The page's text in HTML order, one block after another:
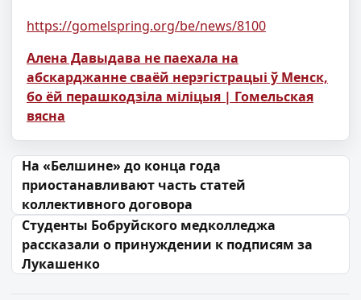
https://gomelspring.org/be/news/8100
Алена Давыдава не паехала на
абскарджанне сваёй нерэгістрацыі ў Менск,
бо ёй перашкодзіла міліцыя | Гомельская
вясна
Навігацыя па запісах
На «Белшине» до конца года
приостанавливают часть статей
коллективного договора
Студенты Бобруйского медколледжа
рассказали о принуждении к подписям за
Лукашенко